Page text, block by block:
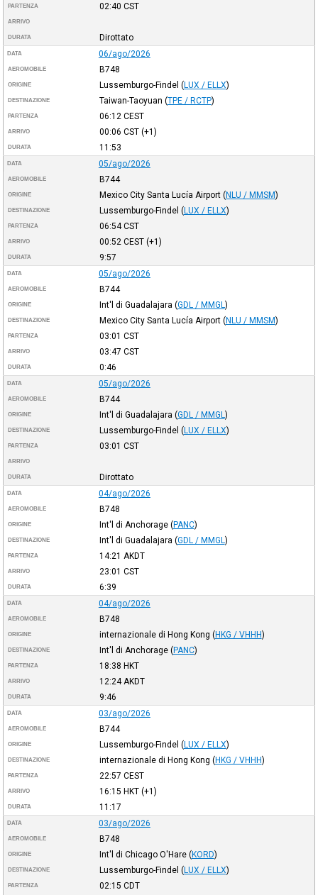
PARTENZA 02:40 CST
ARRIVO
DURATA Dirottato
DATA 06/ago/2026
AEROMOBILE B748
ORIGINE Lussemburgo-Findel (LUX / ELLX)
DESTINAZIONE Taiwan-Taoyuan (TPE / RCTP)
PARTENZA 06:12 CEST
ARRIVO 00:06 CST(+1)
DURATA 11:53
DATA 05/ago/2026
AEROMOBILE B744
ORIGINE Mexico City Santa Lucía Airport (NLU / MMSM)
DESTINAZIONE Lussemburgo-Findel (LUX / ELLX)
PARTENZA 06:54CST
ARRIVO 00:52 CEST(+1)
DURATA 9:57
DATA 05/ago/2026
AEROMOBILE B744
ORIGINE Int'l di Guadalajara (GDL / MMGL )
DESTINAZIONE Mexico City Santa Lucía Airport (NLU / MMSM)
PARTENZA 03:01 CST
ARRIVO 03:47 CST
DURATA 0:46
DATA 05/ago/2026
AEROMOBILE B744
ORIGINE Int'l di Guadalajara (GDL / MMGL )
DESTINAZIONE Lussemburgo-Findel (LUX / ELLX)
PARTENZA 03:01 CST
ARRIVO
DURATA Dirottato
DATA 04/ago/2026
AEROMOBILE B748
ORIGINE Int'l di Anchorage (PANC)
DESTINAZIONE Int'l di Guadalajara (GDL / MMGL )
PARTENZA 14:21 AKDT
ARRIVO 23:01 CST
DURATA 6:39
DATA 04/ago/2026
AEROMOBILE B748
ORIGINE internazionale di Hong Kong (HKG / VHHH)
DESTINAZIONE Int'l di Anchorage (PANC)
PARTENZA 18:38 HKT
ARRIVO 12:24 AKDT
DURATA 9:46
DATA 03/ago/2026
AEROMOBILE B744
ORIGINE Lussemburgo-Findel (LUX / ELLX)
DESTINAZIONE internazionale di Hong Kong (HKG / VHHH)
PARTENZA 22:57 CEST
ARRIVO 16:15 HKT(+1)
DURATA 11:17
DATA 03/ago/2026
AEROMOBILE B748
ORIGINE Int'l di Chicago O'Hare (KORD)
DESTINAZIONE Lussemburgo-Findel (LUX / ELLX)
PARTENZA 02:15 CDT